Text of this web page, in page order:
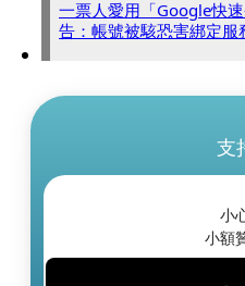
一票人愛用「Google快
告：帳號被駭恐害綁定服
支
小
小額